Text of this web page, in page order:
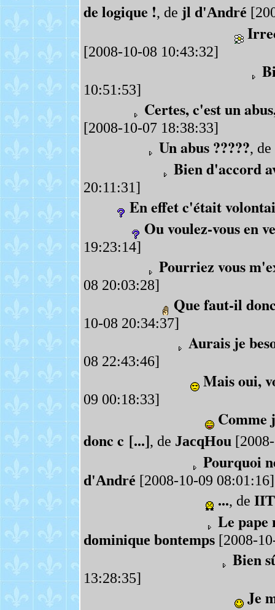
de logique !, de jl d'André
[2008-10-08 10:43:32]
10:51:53]
Certes, c'est un
[2008-10-07 18:38:33]
Un abus ?????, de
Bien d'accord
20:11:31]
En effet c'était
Ou voulez-vous en
19:23:14]
Pourriez vous
08 20:03:28]
Que faut-il
10-08 20:34:37]
Aurais je
08 22:43:46]
Mais oui,
09 00:18:33]
Comme
donc c [...], de JacqHou
Pourquoi
d'André [2008-10-09 08:01:16]
..., de
Le pape
dominique bontemps[2008-
Bien
13:28:35]
Je